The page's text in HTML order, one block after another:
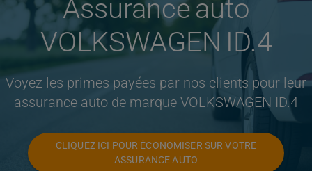
Assurance auto
VOLKSWAGEN ID.4
Voyez les primes payées par nos clients pour leur
assurance auto de marque VOLKSWAGEN ID.4
CLIQUEZ ICI POUR ÉCONOMISER SUR VOTRE
ASSURANCE AUTO